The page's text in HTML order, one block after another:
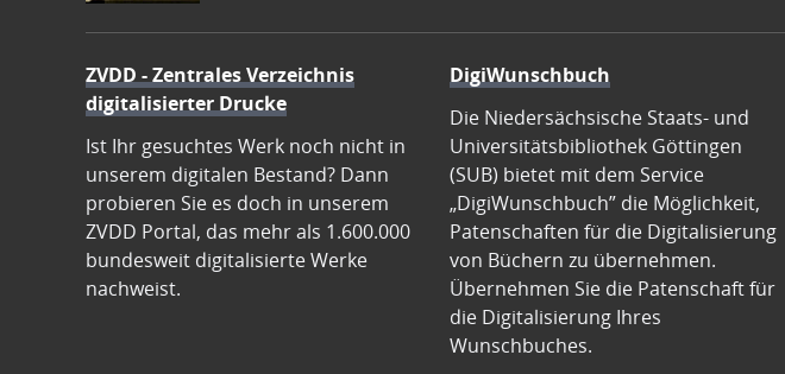
ZVDD - Zentrales Verzeichnis
digitalisierter Drucke
Ist Ihr gesuchtes Werk noch nicht in
unserem digitalen Bestand? Dann
probieren Sie es doch in unserem
ZVDD Portal, das mehr als 1.600.000
bundesweit digitalisierte Werke
nachweist.
DigiWunschbuch
Die Niedersächsische Staats- und
Universitätsbibliothek Göttingen
(SUB) bietet mit dem Service
„DigiWunschbuch” die Möglichkeit,
Patenschaften für die Digitalisierung
von Büchern zu übernehmen.
Übernehmen Sie die Patenschaft für
die Digitalisierung Ihres
Wunschbuches.